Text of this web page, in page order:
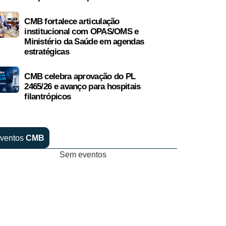
CMB fortalece articulação
institucional com OPAS/OMS e
Ministério da Saúde em agendas
estratégicas
CMB celebra aprovação do PL
2465/26 e avanço para hospitais
filantrópicos
CMB
Sem eventos